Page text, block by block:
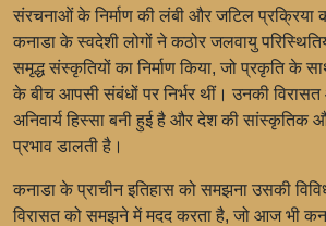
संरचनाओं के निर्माण की लंबी और जटिल प्रक्रिया
कनाडा के स्वदेशी लोगों ने कठोर जलवायु
समृद्ध संस्कृतियों का निर्माण किया, जो प्रकृति के
के बीच आपसी संबंधों पर निर्भर थीं। उनकी
अनिवार्य हिस्सा बनी हुई है और देश की सांस्कृतिक
प्रभाव डालती है।
कनाडा के प्राचीन इतिहास को समझना उसकी
विरासत को समझने में मदद करता है, जो आज भी